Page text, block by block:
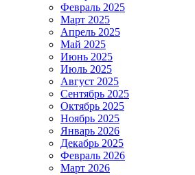
Февраль 2025
Март 2025
Апрель 2025
Май 2025
Июнь 2025
Июль 2025
Август 2025
Сентябрь 2025
Октябрь 2025
Ноябрь 2025
Январь 2026
Декабрь 2025
Февраль 2026
Март 2026